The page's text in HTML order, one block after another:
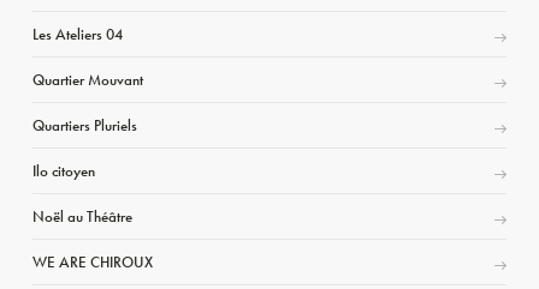
Les Ateliers 04
Quartier Mouvant
Quartiers Pluriels
Ilo citoyen
Noël au Théâtre
WE ARE CHIROUX